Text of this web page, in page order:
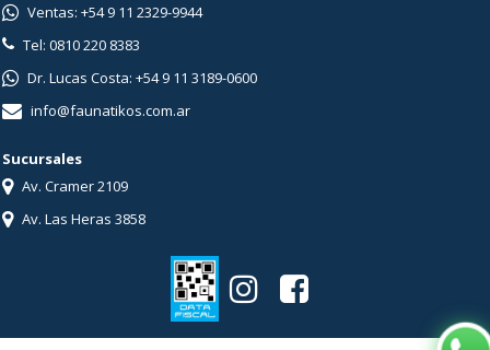
Ventas: +54 9 11 2329-9944
Tel: 0810 220 8383
Dr. Lucas Costa: +54 9 11 3189-0600
info@faunatikos.com.ar
Sucursales
Av. Cramer 2109
Av. Las Heras 3858